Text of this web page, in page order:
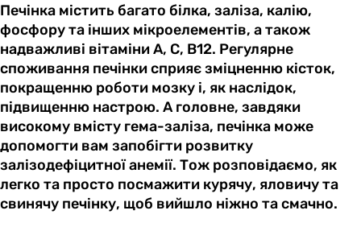
Печінка містить багато білка, заліза, калію,
фосфору та інших мікроелементів, а також
надважливі вітаміни А, С, B12. Регулярне
споживання печінки сприяє зміцненню кісток,
покращенню роботи мозку і, як наслідок,
підвищенню настрою. А головне, завдяки
високому вмісту гема-заліза, печінка може
допомогти вам запобігти розвитку
залізодефіцитної анемії. Тож розповідаємо, як
легко та просто посмажити курячу, яловичу та
свинячу печінку, щоб вийшло ніжно та смачно.